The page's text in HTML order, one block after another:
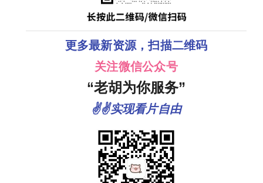
更多最新资源，扫描二维码
关注微信公众号
“老胡为你服务”
✌✌实现看片自由